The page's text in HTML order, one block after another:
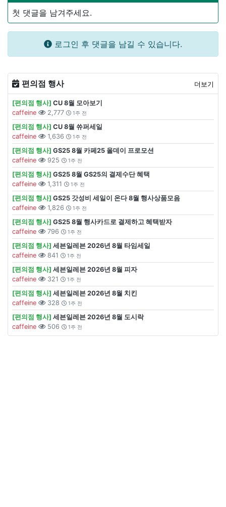
첫 댓글을 남겨주세요.
로그인 후 댓글을 남길 수 있습니다.
편의점 행사 더보기
[편의점 행사] CU 8월 모아보기
caffeine
2,777 1주 전
[편의점 행사] CU 8월 쓔퍼세일
caffeine
1,636 1주 전
[편의점 행사] GS25 8월 카페25 올데이 프로모션
caffeine
925 1주 전
[편의점 행사] GS25 8월 GS25의 결제수단 혜택
caffeine
1,311 1주 전
[편의점 행사] GS25 갓성비 세일이 온다 8월 행사상품모음
caffeine
1,826 1주 전
[편의점 행사] GS25 8월 행사카드로 결제하고 혜택받자
caffeine
796 1주 전
[편의점 행사] 세븐일레븐 2026년 8월 타임세일
caffeine
841 1주 전
[편의점 행사] 세븐일레븐 2026년 8월 피자
caffeine
321 1주 전
[편의점 행사] 세븐일레븐 2026년 8월 치킨
caffeine
328 1주 전
[편의점 행사] 세븐일레븐 2026년 8월 도시락
caffeine
506 1주 전